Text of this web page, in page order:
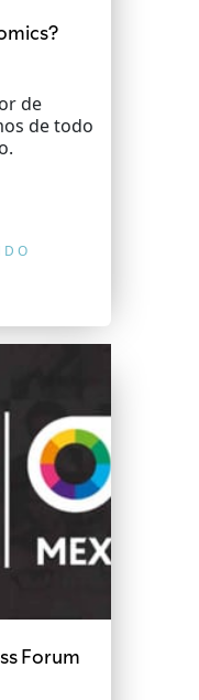
de
de todo
Forum